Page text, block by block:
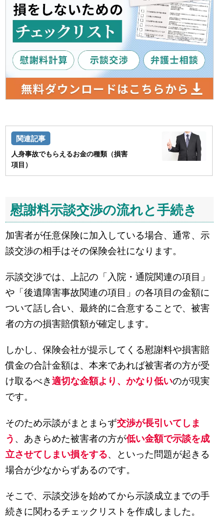
人身事故でもらえるお金の種類（損害
項目）
慰謝料示談交渉の流れと手続き
加害者が任意保険に加入している場合、通常、示
談交渉の相手はその保険会社になります。
示談交渉では、上記の「入院・通院関連の項目」
や「後遺障害事故関連の項目」の各項目の金額に
ついて話し合い、最終的に合意することで、被害
者の方の損害賠償額が確定します。
しかし、保険会社が提示してくる慰謝料や損害賠
償金の合計金額は、本来であれば被害者の方が受
け取るべき適切な金額より、かなり低いのが現実
です。
そのため示談がまとまらず交渉が長引いてしま
う 、あきらめた被害者の方が低い金額で示談を成
立させてしまい損をする、といった問題が起きる
場合が少なからずあるのです。
そこで、示談交渉を始めてから示談成立までの手
続きに関わるチェックリストを作成しました。